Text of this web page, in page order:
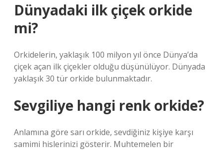
Dünyadaki ilk çiçek orkide
mi?
Orkidelerin, yaklaşık 100 milyon yıl önce Dünya’da
çiçek açan ilk çiçekler olduğu düşünülüyor. Dünyada
yaklaşık 30 tür orkide bulunmaktadır.
Sevgiliye hangi renk orkide?
Anlamına göre sarı orkide, sevdiğiniz kişiye karşı
samimi hislerinizi gösterir. Muhtemelen bir